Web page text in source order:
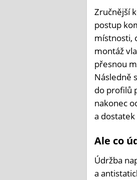
Zručnější
postup
místnosti,
montáž
přesnou
Následně
do profilů
nakonec
a
Ale co
Údržba
a